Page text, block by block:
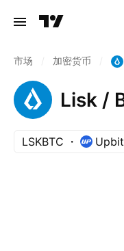
市场 加密货币
Lisk /
LSKBTC